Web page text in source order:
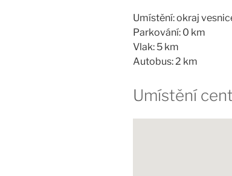
Umístění: okraj
Parkování: 0 km
Vlak: 5 km
Autobus: 2 km
Umístění